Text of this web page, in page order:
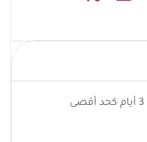
التوصيل داخل عمان يستغرق حتى 3 أيام كحد أقصى